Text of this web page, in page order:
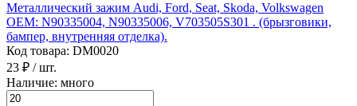
Металлический зажим Audi, Ford, Seat, Skoda, Volkswagen
ОЕМ: N90335004, N90335006, V703505S301 . (брызговики,
бампер, внутренняя отделка).
Код товара: DM0020
23 ₽ / шт.
Наличие: много